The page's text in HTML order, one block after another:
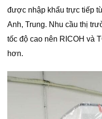
được nhập khẩu trực tiếp
Anh, Trung. Nhu cầu thị
tốc độ cao nên RICOH và
hơn.